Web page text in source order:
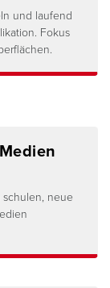
und laufend
Fokus
neue